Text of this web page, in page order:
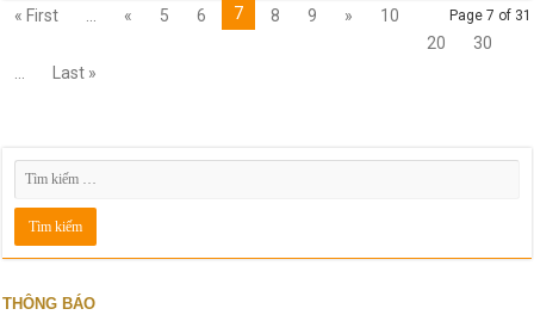
Page 7 of 31
« First ... « 5 6 7 8 9 »
10
20
30
...
Last »
THÔNG BÁO